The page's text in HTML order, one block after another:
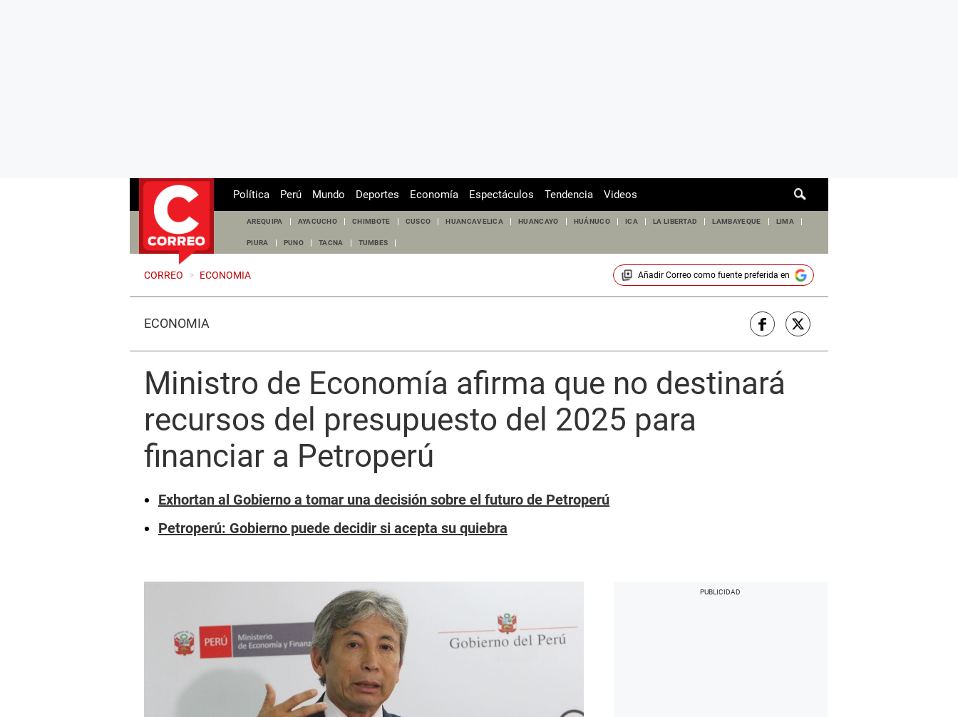
de
Política Perú Mundo Deportes Economía Espectáculos Tendencia Videos
AREQUIPA AYACUCHO CHIMBOTE CUSCO HUANCAVELICA HUANCAYO HUÁNUCO ICA LA LIBERTAD LAMBAYEQUE LIMA
PIURA PUNO TACNA TUMBES
CORREO > ECONOMIA Añadir Correocomo fuente preferida en
ECONOMÍA
Ministro de Economía afirma que no destinará
recursos del presupuesto del 2025 para
financiar a Petroperú
Exhortan al Gobierno a tomar una decisión sobre el futuro de Petroperú
Petroperú: Gobierno puede decidir si acepta su quiebra